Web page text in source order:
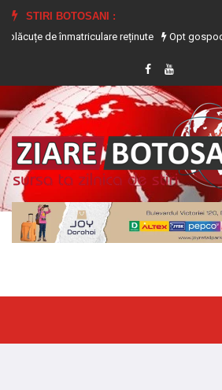
STIRI BOTOSANI :
înmatriculare reținute
Opt gospodării din